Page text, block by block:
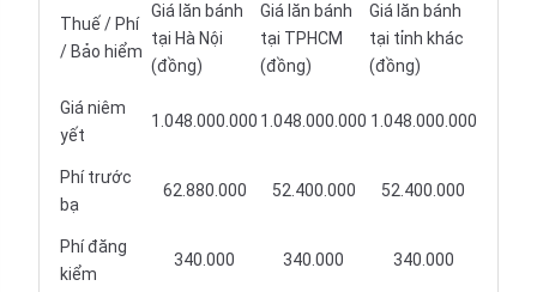
Thuế / Phí
/ Bảo hiểm
Giá lăn bánh
tại Hà Nội
(đồng)
Giá lăn bánh
tại TPHCM
(đồng)
Giá lăn bánh
tại tỉnh khác
(đồng)
Giá niêm
yết
1.048.000.000 1.048.000.000 1.048.000.000
Phí trước
bạ
62.880.000 52.400.000 52.400.000
Phí đăng
kiểm
340.000 340.000 340.000